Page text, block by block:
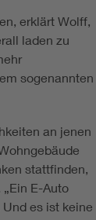
erklärt Wolff,
laden zu
sogenannten
an jenen
stattfinden,
E-Auto
es ist keine